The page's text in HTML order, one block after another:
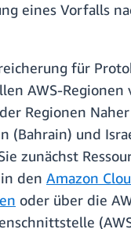
eines Vorfalls
für
AWS-
Regionen
(Bahrain) und
zunächst
den Amazon
oder über die